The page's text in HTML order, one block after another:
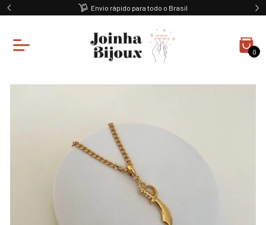
Envio rápido para todo o Brasil
0